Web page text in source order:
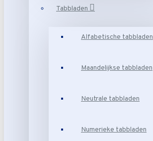
Tabbladen
Alfabetische tabbladen
Maandelijkse tabbladen
Neutrale tabbladen
Numerieke tabbladen